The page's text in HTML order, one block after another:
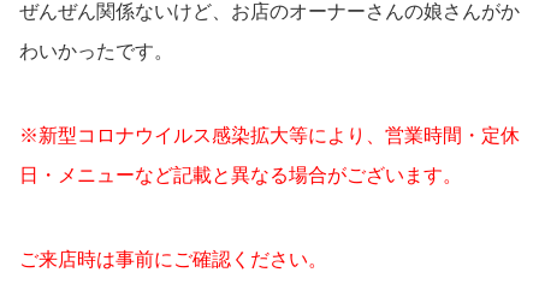
ぜんぜん関係ないけど、お店のオーナーさんの娘さんがか
わいかったです。
※新型コロナウイルス感染拡大等により、営業時間・定休
日・メニューなど記載と異なる場合がございます。
ご来店時は事前にご確認ください。